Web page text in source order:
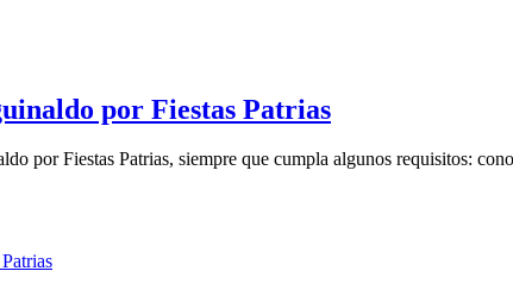
por Fiestas Patrias
por Fiestas Patrias, siempre que cumpla algunos requisitos: